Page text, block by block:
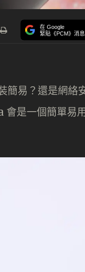
在 Google
緊貼《PCM》消息
簡易？還是網絡
是一個簡單易